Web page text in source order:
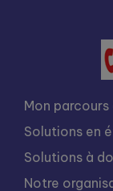
Mon parcours
Solutions en
Solutions à
Notre